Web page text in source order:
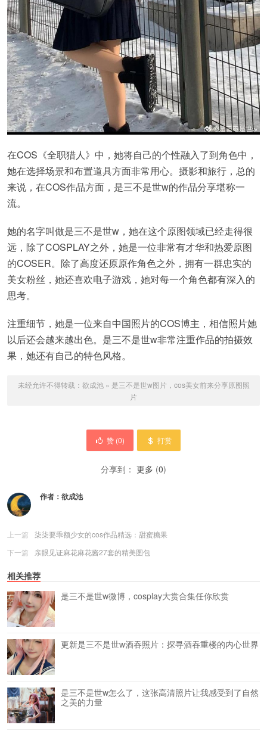
在COS《全职猎人》中，她将自己的个性融入了到角色中，
她在选择场景和布置道具方面非常用心。摄影和旅行，总的
来说，在COS作品方面，是三不是世w的作品分享堪称一
流。
她的名字叫做是三不是世w，她在这个原图领域已经走得很
远，除了COSPLAY之外，她是一位非常有才华和热爱原图
的COSER。除了高度还原原作角色之外，拥有一群忠实的
美女粉丝，她还喜欢电子游戏，她对每一个角色都有深入的
思考。
注重细节，她是一位来自中国照片的COS博主，相信照片她
以后还会越来越出色。是三不是世w非常注重作品的拍摄效
果，她还有自己的特色风格。
未经允许不得转载： 欲成池» 是三不是世w图片，cos美女前来分享原图照
片
赞 (0) 打赏
分享到： 更多 (0)
作者： 欲成池
上一篇
柒柒要乖额少女的cos作品精选：甜蜜糖果
下一篇
亲眼见证麻花麻花酱27套的精美图包
相关推荐
是三不是世w微博，cosplay大赏合集任你欣赏
更新是三不是世w酒吞照片：探寻酒吞重楼的内心世界
是三不是世w怎么了，这张高清照片让我感受到了自然
之美的力量